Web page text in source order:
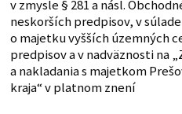
v zmysle § 281 a násl.
neskorších predpisov, v súlade
o majetku vyšších územných
predpisov a v nadväznosti na
a nakladania s majetkom
kraja“ v platnom znení